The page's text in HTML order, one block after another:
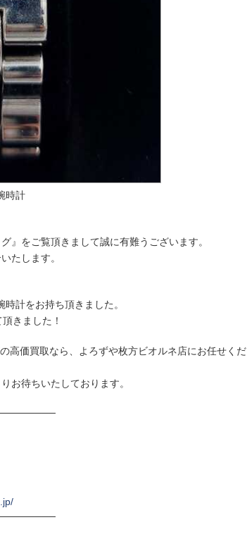
時計
』をご覧頂きまして誠に有難うございます。
たします。
計をお持ち頂きました。
きました！
高価買取なら、よろずや枚方ビオルネ店にお任せくだ
お待ちいたしております。